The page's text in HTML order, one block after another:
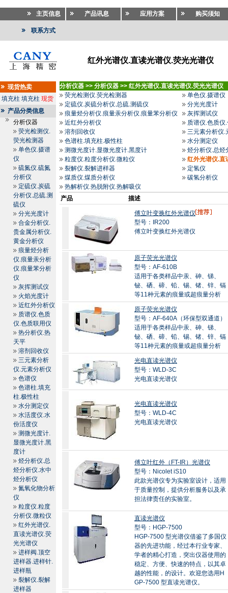
主页信息 产品讯息 应用方案 购买须知
联系方式
红外光谱仪.直读光谱仪.荧光光谱仪
现货热卖
填充柱 填充柱 现货
产品分类信息
分析仪器
荧光检测仪.
荧光检测器
单色仪.摄谱
仪
硫氮仪.硫氮
分析仪
定硫仪.炭硫
分析仪.总硫.测
硫仪
分光光度计
合金分析仪.
贵金属分析仪.
黄金分析仪
痕量烃分析
仪.痕量汞分析
仪.痕量苯分析
仪
灰挥测试仪
火焰光度计
近红外分析仪
质谱仪.色质
仪.色质联用仪
热分析仪.热
天平
溶剂回收仪
三元素分析
仪.元素分析仪
色谱仪
色谱柱.填充
柱.极性柱
水分测定仪
水活度仪.水
份活度仪
测微光度计.
显微光度计.黑
度计
烃分析仪.总
烃分析仪.水中
烃分析仪
氮氧化物分析
仪
粒度仪.粒度
分析仪.微粒仪
红外光谱仪.
直读光谱仪.荧
光光谱仪
进样阀.顶空
进样器.进样针.
进样瓶
裂解仪.裂解
进样器
分析仪器 >> 分析仪器 >> 红外光谱仪.直读光谱仪.荧光光谱仪
荧光检测仪.荧光检测器
单色仪.摄谱仪
定硫仪.炭硫分析仪.总硫.测硫仪
分光光度计
痕量烃分析仪.痕量汞分析仪.痕量苯分析仪
灰挥测试仪
近红外分析仪
质谱仪.色质仪
溶剂回收仪
三元素分析仪.
色谱柱.填充柱.极性柱
水分测定仪
测微光度计.显微光度计.黑度计
烃分析仪.总烃
粒度仪.粒度分析仪.微粒仪
红外光谱仪.直
裂解仪.裂解进样器
定氢仪
煤质仪.煤质分析仪
碳氢分析仪
热解析仪.热脱附仪.热解吸仪
产品
描述
傅立叶变换红外光谱仪
型号：IR200
傅立叶变换红外光谱仪
原子荧光光谱仪
型号：AF-610B
适用于各类样品中汞、砷、锑、
铋、硒、碲、铅、锡、锗、锌、镉
等11种元素的痕量或超痕量分析
原子荧光光谱仪
型号：AF-640A（环保型双通道）
适用于各类样品中汞、砷、锑、
铋、硒、碲、铅、锡、锗、锌、镉
等11种元素的痕量或超痕量分析
光电直读光谱仪
型号：WLD-3C
光电直读光谱仪
光电直读光谱仪
型号：WLD-4C
光电直读光谱仪
傅立叶红外（FT-IR）光谱仪
型号：Nicolet iS10
此款光谱仪专为实验室设计，适用
于质量控制，提供分析服务以及承
担法律责任的实验室。
直读光谱仪
型号：HGP-7500
HGP-7500 型光谱仪借鉴了多国仪
器的先进功能，经过本行业专家、
学者的精心打造，突出仪器使用的
稳定、方便、快速的特点，以其卓
越的性能，的设计。欢迎您选用H
GP-7500 型直读光谱仪。